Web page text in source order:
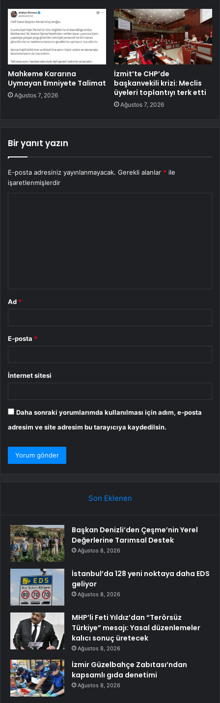
Mahkeme Kararına
Uymayan Emniyete Talimat
Ağustos 7, 2026
İzmit’te CHP’de
başkanvekili krizi: Meclis
üyeleri toplantıyı terk etti
Ağustos 7, 2026
Bir yanıt yazın
E-posta adresiniz yayınlanmayacak. Gerekli alanlar * ile
işaretlenmişlerdir
Ad *
E-posta *
İnternet sitesi
Daha sonraki yorumlarımda kullanılması için adım, e-posta
adresim ve site adresim bu tarayıcıya kaydedilsin.
Son Eklenen
Başkan Denizli’den Çeşme’nin Yerel
Değerlerine Tarımsal Destek
Ağustos 8, 2026
İstanbul’da 128 yeni noktaya daha EDS
geliyor
Ağustos 8, 2026
MHP’li Feti Yıldız’dan “Terörsüz
Türkiye” mesajı: Yasal düzenlemeler
kalıcı sonuç üretecek
Ağustos 8, 2026
İzmir Güzelbahçe Zabıtası’ndan
kapsamlı gıda denetimi
Ağustos 8, 2026